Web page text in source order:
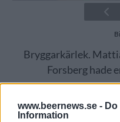
www.beernews.se -
Information
Bryggarkärlek.
Forsberg hade